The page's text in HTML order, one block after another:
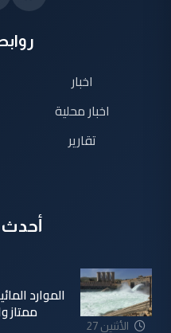
اخبار
اخبار محلية
تقارير
أحدث
الأثنين 27
الموارد
ممتاز